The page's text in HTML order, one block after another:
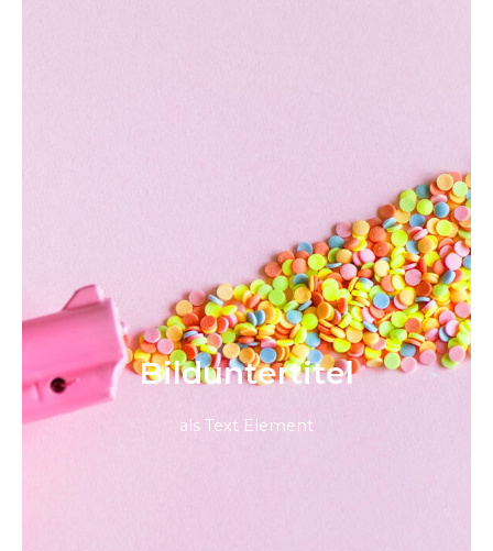
Bild­unter­titel
als Text Element